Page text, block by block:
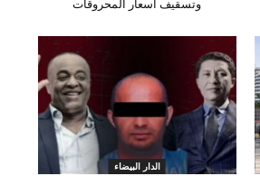
وتسقيف أسعار المحروقات
الدار البيضاء